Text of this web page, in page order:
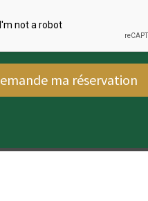
ma réservation